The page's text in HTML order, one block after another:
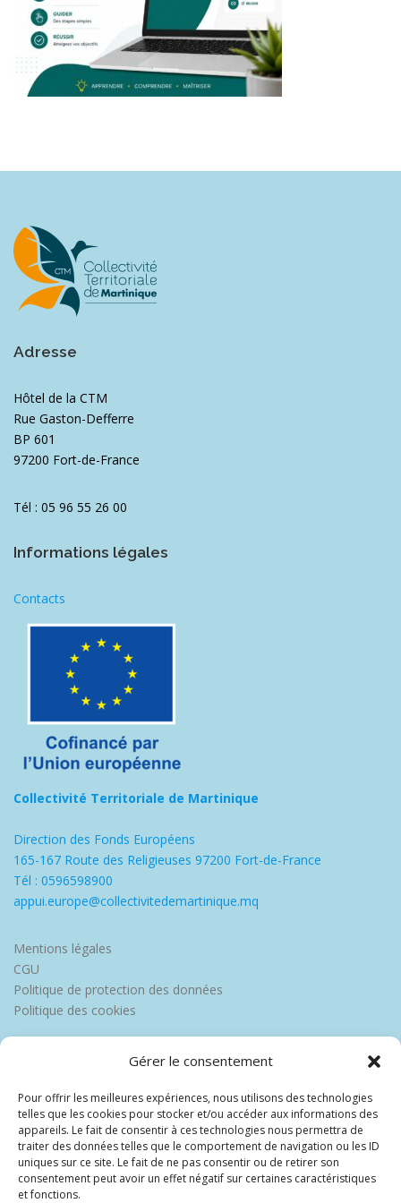
Gérer le consentement
Pour offrir les meilleures expériences, nous utilisons des technologies
telles que les cookies pour stocker et/ou accéder aux informations des
appareils. Le fait de consentir à ces technologies nous permettra de
traiter des données telles que le comportement de navigation ou les ID
uniques sur ce site. Le fait de ne pas consentir ou de retirer son
consentement peut avoir un effet négatif sur certaines caractéristiques
et fonctions.
Adresse
Hôtel de la CTM
Rue Gaston-Defferre
BP 601
97200 Fort-de-France
Tél : 05 96 55 26 00
Informations légales
Contacts
Collectivité Territoriale de Martinique
Direction des Fonds Européens
165-167 Route des Religieuses 97200 Fort-de-France
Tél : 0596598900
appui.europe@collectivitedemartinique.mq
Mentions légales
CGU
Politique de protection des données
Politique des cookies